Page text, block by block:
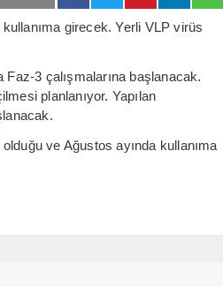
girecek. Yerli VLP virüs
Faz-3 çalışmalarına başlanacak.
planlanıyor. Yapılan
ve Ağustos ayında kullanıma